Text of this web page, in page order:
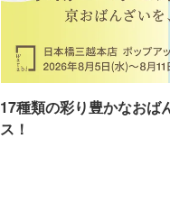
17種類の彩り豊かなおば
ス！